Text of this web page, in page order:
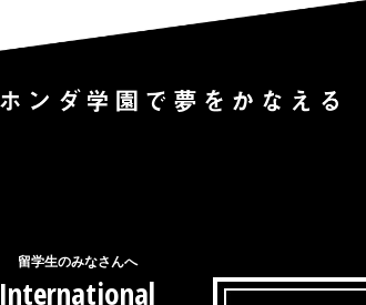
留学生のみなさんへ
International